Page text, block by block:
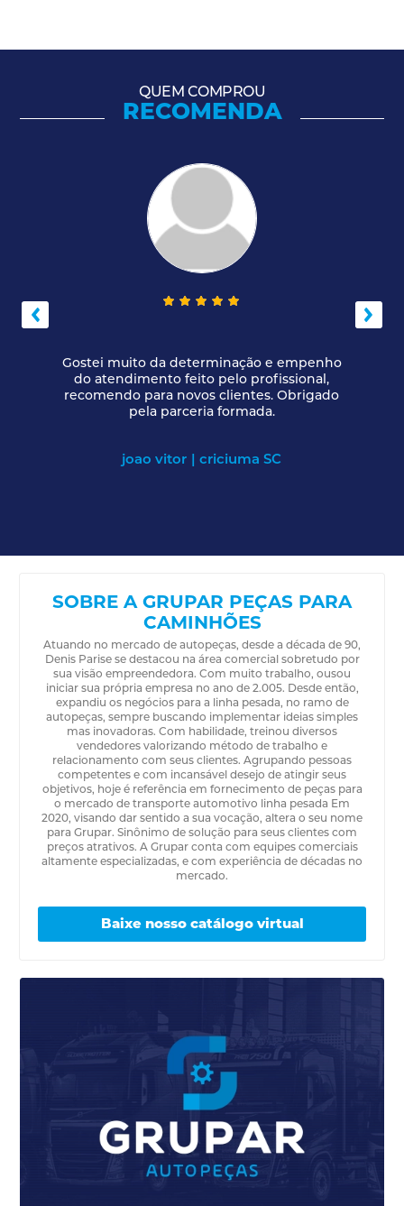
QUEM COMPROU
RECOMENDA
Gostei muito da determinação e empenho
do atendimento feito pelo profissional,
recomendo para novos clientes. Obrigado
pela parceria formada.
joao vitor | criciuma SC
SOBRE A GRUPAR PEÇAS PARA
CAMINHÕES
Atuando no mercado de autopeças, desde a década de 90,
Denis Parise se destacou na área comercial sobretudo por
sua visão empreendedora. Com muito trabalho, ousou
iniciar sua própria empresa no ano de 2.005. Desde então,
expandiu os negócios para a linha pesada, no ramo de
autopeças, sempre buscando implementar ideias simples
mas inovadoras. Com habilidade, treinou diversos
vendedores valorizando método de trabalho e
relacionamento com seus clientes. Agrupando pessoas
competentes e com incansável desejo de atingir seus
objetivos, hoje é referência em fornecimento de peças para
o mercado de transporte automotivo linha pesada Em
2020, visando dar sentido a sua vocação, altera o seu nome
para Grupar. Sinônimo de solução para seus clientes com
preços atrativos. A Grupar conta com equipes comerciais
altamente especializadas, e com experiência de décadas no
mercado.
Baixe nosso catálogo virtual